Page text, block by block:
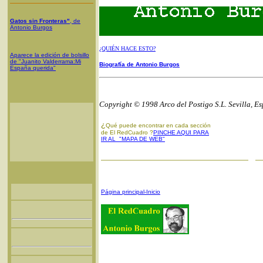
Gatos sin Fronteras" , de
Antonio Burgos
Aparece la edición de bolsillo
de "Juanito Valderrama:Mi
España querida"
¿QUIÉN HACE ESTO?
Biografía de Antonio Burgos
Copyright © 1998 Arco del Postigo S.L. Sevilla,
¿ Qué puede encontrar en cada sección
de El RedCuadro ?PINCHE AQUI PARA
IR AL "MAPA DE WEB"
Página principal-Inicio